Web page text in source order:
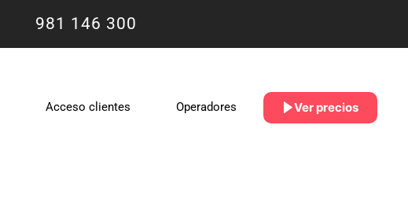
981 146 300
Acceso clientes Operadores Ver precios